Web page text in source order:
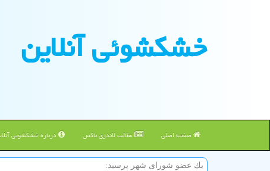
خشكشوئی آنلاین
صفحه اصلی مطالب لاندری باکس درباره خشکشویی
یك عضو شورای شهر پرسید: